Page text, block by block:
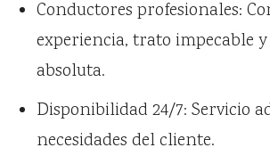
Conductores profesionales:
experiencia, trato impecable
absoluta.
Disponibilidad 24/7: Servicio
necesidades del cliente.